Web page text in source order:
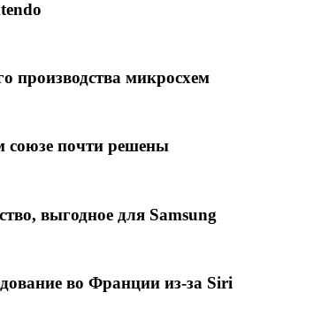
производства микросхем
союзе почти решены
выгодное для Samsung
во Франции из-за Siri